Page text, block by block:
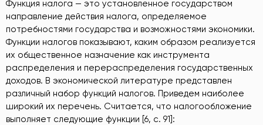
Функция налога — это установленное государством
направление действия налога, определяемое
потребностями государства и возможностями экономики.
Функции налогов показывают, каким образом реализуется
их общественное назначение как инструмента
распределения и перераспределения государственных
доходов. В экономической литературе представлен
различный набор функций налогов. Приведем наиболее
широкий их перечень. Считается, что налогообложение
выполняет следующие функции [6, c. 91]: